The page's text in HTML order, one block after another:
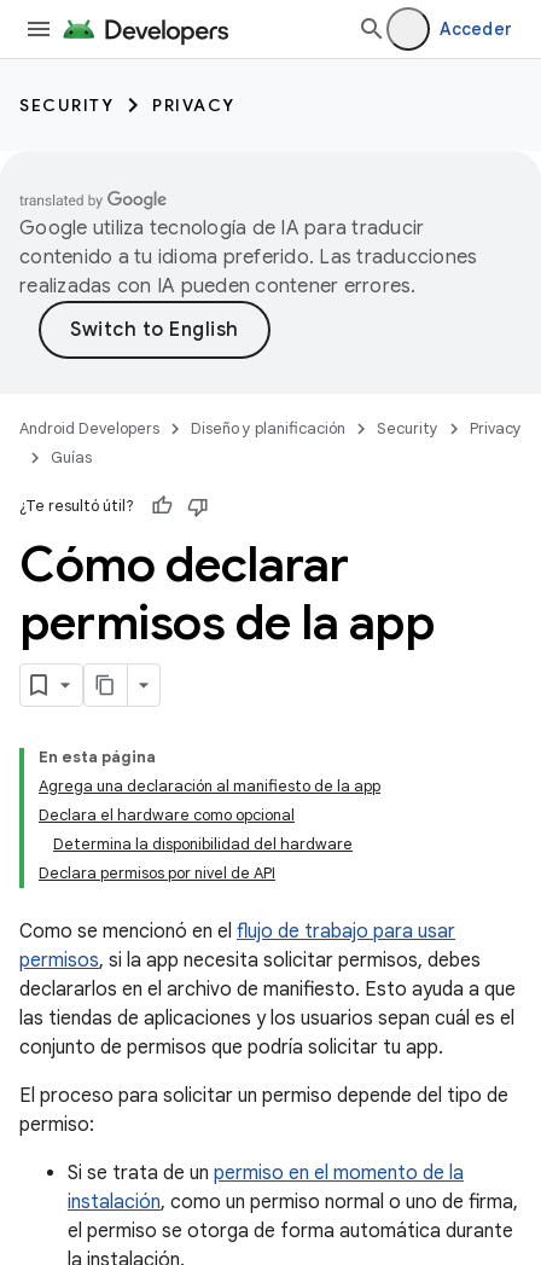
Acceder
SECURITY PRIVACY
Google utiliza tecnología de IA para traducir
contenido a tu idioma preferido. Las traducciones
realizadas con IA pueden contener errores.
Android Developers Diseño y planificación Security
Privacy
Guías
¿Te resultó útil?
Cómo declarar
permisos de la app
En esta página
Agrega una declaración al manifiesto de la app
Declara el hardware como opcional
Determina la disponibilidad del hardware
Declara permisos por nivel de API
Como se mencionó en el flujo de trabajo para usar
permisos, si la app necesita solicitar permisos, debes
declararlos en el archivo de manifiesto. Esto ayuda a que
las tiendas de aplicaciones y los usuarios sepan cuál es el
conjunto de permisos que podría solicitar tu app.
El proceso para solicitar un permiso depende del tipo de
permiso:
Si se trata de un permiso en el momento de la
instalación, como un permiso normal o uno de firma,
el permiso se otorga de forma automática durante
la instalación.